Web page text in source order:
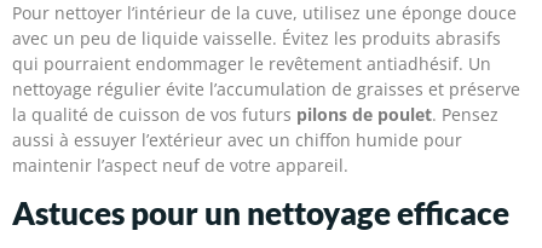
Pour nettoyer l’intérieur de la cuve, utilisez une éponge douce
avec un peu de liquide vaisselle. Évitez les produits abrasifs
qui pourraient endommager le revêtement antiadhésif. Un
nettoyage régulier évite l’accumulation de graisses et préserve
la qualité de cuisson de vos futurs pilons de poulet. Pensez
aussi à essuyer l’extérieur avec un chiffon humide pour
maintenir l’aspect neuf de votre appareil.
Astuces pour un nettoyage efficace